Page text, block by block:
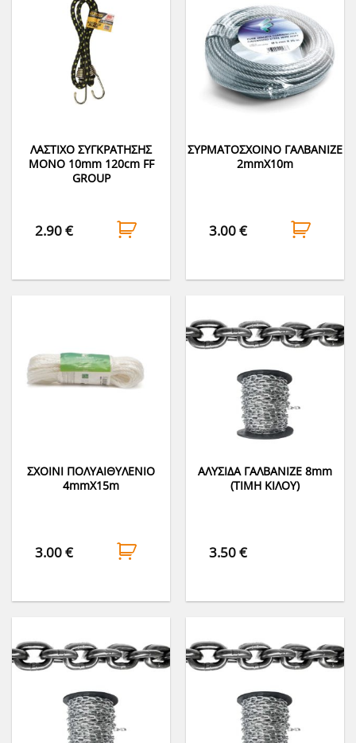
ΛΑΣΤΙΧΟ ΣΥΓΚΡΑΤΗΣΗΣ
ΜΟΝΟ 10mm 120cm FF
GROUP
2.90€
ΣΥΡΜΑΤΟΣΧΟΙΝΟ ΓΑΛΒΑΝΙΖΕ
2mmΧ10m
3.00€
ΣΧΟΙΝΙ ΠΟΛΥΑΙΘΥΛΕΝΙΟ
4mmΧ15m
3.00€
ΑΛΥΣΙΔΑ ΓΑΛΒΑΝΙΖΕ 8mm
(ΤΙΜΗ ΚΙΛΟΥ)
3.50€